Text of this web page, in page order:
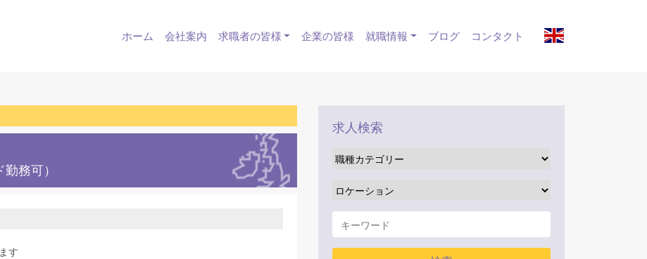
ホーム 会社案内 求職者の皆様 企業の皆様 就職情報 ブログ コンタクト
務可）
す
求人検索